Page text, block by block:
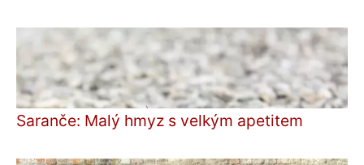
Saranče: Malý hmyz s velkým apetitem